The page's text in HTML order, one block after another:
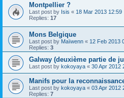
Montpellier ?
Last post by Isis « 18 Mar 2013 12:59
Replies: 17
Mons Belgique
Last post by Maïwenn « 12 Feb 2013
Replies: 3
Galway (deuxième partie de
Last post by kokoyaya « 30 Apr 2012
Manifs pour la
Last post by kokoyaya « 03 Apr 2012
Replies: 7